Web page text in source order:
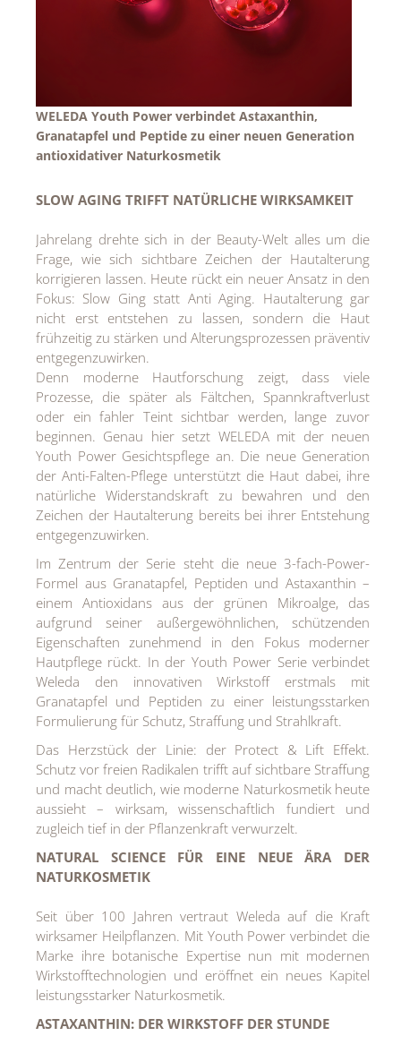
PUIG
sh!ne by Dorotheum Juwelier
Sicheldorfer Heilwasser
TK Maxx
True Co.
VOSSEN
WELEDA
MEDIA
ÜBER
KONTAKT
WELEDA Youth Power verbindet Astaxanthin,
Granatapfel und Peptide zu einer neuen Generation
antioxidativer Naturkosmetik
SLOW AGING TRIFFT NATÜRLICHE WIRKSAMKEIT
Jahrelang drehte sich in der Beauty-Welt alles um die
Frage, wie sich sichtbare Zeichen der Hautalterung
korrigieren lassen. Heute rückt ein neuer Ansatz in den
Fokus: Slow Ging statt Anti Aging. Hautalterung gar
nicht erst entstehen zu lassen, sondern die Haut
frühzeitig zu stärken und Alterungsprozessen präventiv
entgegenzuwirken.
Denn moderne Hautforschung zeigt, dass viele
Prozesse, die später als Fältchen, Spannkraftverlust
oder ein fahler Teint sichtbar werden, lange zuvor
beginnen. Genau hier setzt WELEDA mit der neuen
Youth Power Gesichtspflege an. Die neue Generation
der Anti-Falten-Pflege unterstützt die Haut dabei, ihre
natürliche Widerstandskraft zu bewahren und den
Zeichen der Hautalterung bereits bei ihrer Entstehung
entgegenzuwirken.
Im Zentrum der Serie steht die neue 3-fach-Power-
Formel aus Granatapfel, Peptiden und Astaxanthin –
einem Antioxidans aus der grünen Mikroalge, das
aufgrund seiner außergewöhnlichen, schützenden
Eigenschaften zunehmend in den Fokus moderner
Hautpflege rückt. In der Youth Power Serie verbindet
Weleda den innovativen Wirkstoff erstmals mit
Granatapfel und Peptiden zu einer leistungsstarken
Formulierung für Schutz, Straffung und Strahlkraft.
Das Herzstück der Linie: der Protect & Lift Effekt.
Schutz vor freien Radikalen trifft auf sichtbare Straffung
und macht deutlich, wie moderne Naturkosmetik heute
aussieht – wirksam, wissenschaftlich fundiert und
zugleich tief in der Pflanzenkraft verwurzelt.
NATURAL SCIENCE FÜR EINE NEUE ÄRA DER
NATURKOSMETIK
Seit über 100 Jahren vertraut Weleda auf die Kraft
wirksamer Heilpflanzen. Mit Youth Power verbindet die
Marke ihre botanische Expertise nun mit modernen
Wirkstofftechnologien und eröffnet ein neues Kapitel
leistungsstarker Naturkosmetik.
ASTAXANTHIN: DER WIRKSTOFF DER STUNDE